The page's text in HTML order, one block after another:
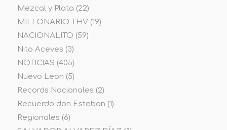
Mezcal y Plata (22)
MILLONARIO THV(19)
NACIONALITO (59)
Nito Aceves (3)
NOTICIAS (405)
Nuevo Leon (5)
Records Nacionales (2)
Recuerdo don Esteban (1)
Regionales (6)